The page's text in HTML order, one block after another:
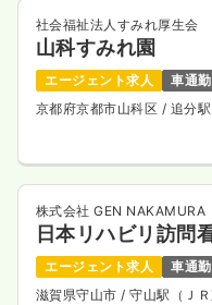
社会福祉法人すみれ厚生会
山科すみれ園
エージェント求人
車通
京都府京都市山科区 / 追分
株式会社 GEN NAKAMURA
日本リハビリ訪問
エージェント求人
車通
滋賀県守山市/ 守山駅（Ｊ